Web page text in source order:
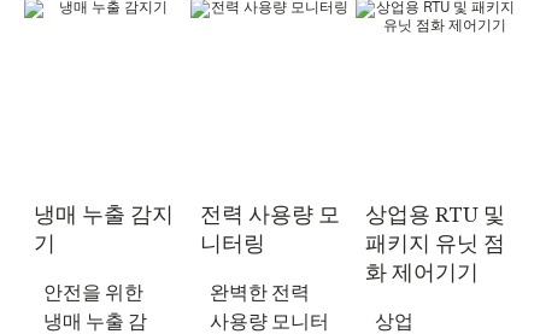
냉매 누출 감지
기
안전을 위한
냉매 누출 감
전력 사용량 모
니터링
완벽한 전력
사용량 모니터
상업용 RTU 및
패키지 유닛 점
화 제어기기
상업